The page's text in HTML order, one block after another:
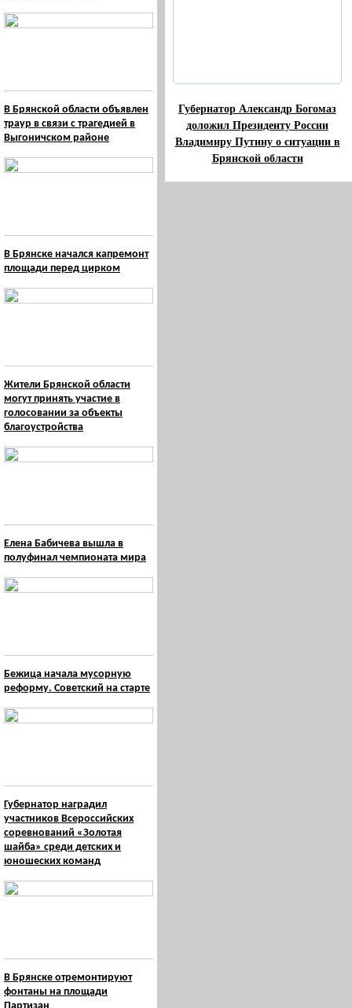
В Брянской области объявлен
траур в связи с трагедией в
Выгоничском районе
В Брянске начался капремонт
площади перед цирком
Жители Брянской области
могут принять участие в
голосовании за объекты
благоустройства
Елена Бабичева вышла в
полуфинал чемпионата мира
Бежица начала мусорную
реформу. Советский на старте
Губернатор наградил
участников Всероссийских
соревнований «Золотая
шайба» среди детских и
юношеских команд
В Брянске отремонтируют
фонтаны на площади
Губернатор Александр Богомаз
доложил Президенту России
Владимиру Путину о ситуации в
Брянской области